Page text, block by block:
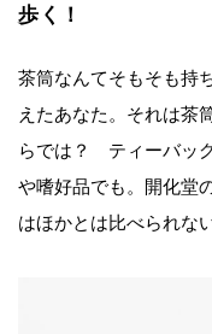
歩く！
茶筒なんてそもそも持
えたあなた。それは茶
らでは？ ティーバッ
や嗜好品でも。開化堂
はほかとは比べられな